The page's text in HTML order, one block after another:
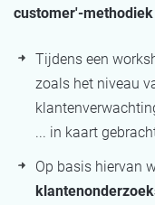
customer'-methodiek
Tijdens een
zoals het niveau
... in kaart
Op basis hiervan